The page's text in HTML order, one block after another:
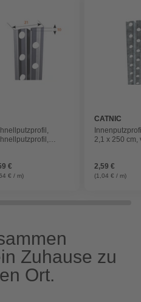
€
€ / m)
CATNIC
2,1 x 250 cm,
2,59 €
(1,04 € / m)
Zuhause zu
Ort.